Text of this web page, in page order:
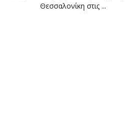
Θεσσαλονίκη στις ...